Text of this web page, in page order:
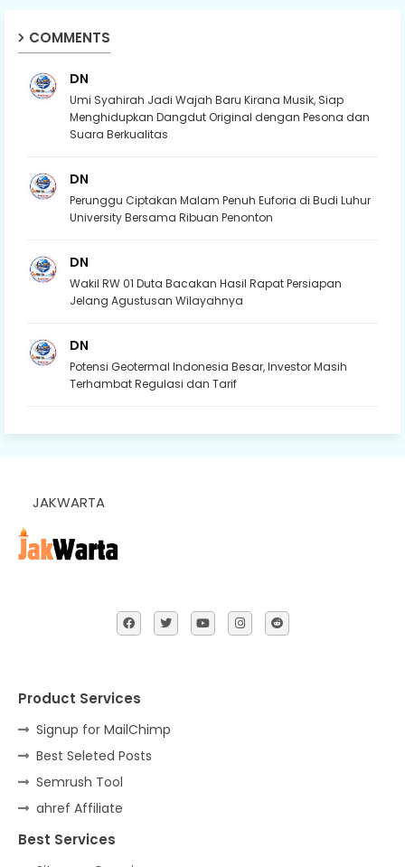
COMMENTS
DN
Umi Syahirah Jadi Wajah Baru Kirana Musik, Siap
Menghidupkan Dangdut Original dengan Pesona dan
Suara Berkualitas
DN
Perunggu Ciptakan Malam Penuh Euforia di Budi Luhur
University Bersama Ribuan Penonton
DN
Wakil RW 01 Duta Bacakan Hasil Rapat Persiapan
Jelang Agustusan Wilayahnya
DN
Potensi Geotermal Indonesia Besar, Investor Masih
Terhambat Regulasi dan Tarif
JAKWARTA
Product Services
Signup for MailChimp
Best Seleted Posts
Semrush Tool
ahref Affiliate
Best Services